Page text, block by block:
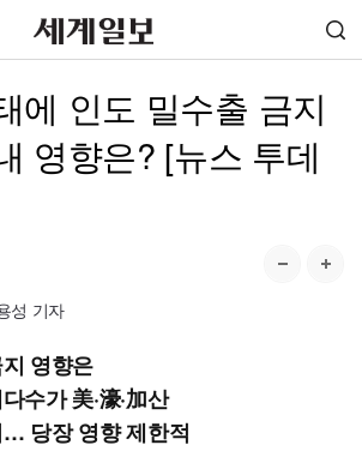
에 인도 밀수출 금지
영향은? [뉴스 투데
성 기자
영향은
수가 美·濠·加산
당장 영향 제한적